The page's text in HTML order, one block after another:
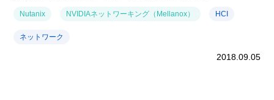
Nutanix NVIDIAネットワーキング（Mellanox） HCI
ネットワーク
2018.09.05